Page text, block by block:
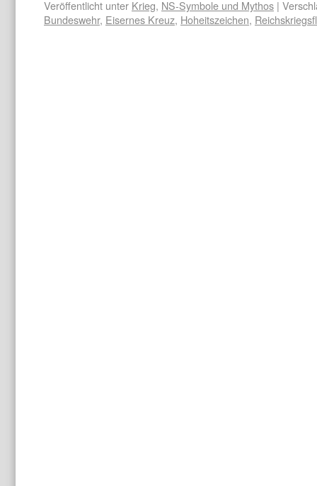
Veröffentlicht unter Krieg, NS-Symbole und Mythos |
Bundeswehr, Eisernes Kreuz, Hoheitszeichen,